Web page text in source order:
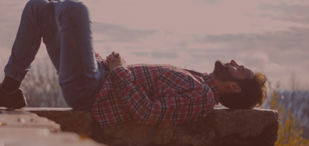
Cách diễn đạt
IELTS Videos - Ebook
Điểm báo
Adj
HỌC THỬ →